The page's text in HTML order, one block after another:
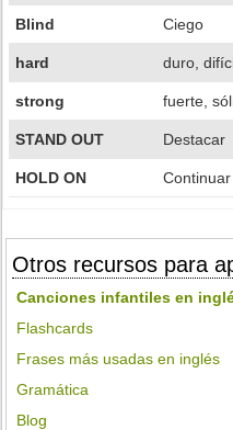
Blind Ciego
hard duro,
strong fuerte,
STAND OUT Destacar
HOLD ON Continuar
Otros recursos para
Canciones infantiles en
Flashcards
Frases más usadas en inglés
Gramática
Blog